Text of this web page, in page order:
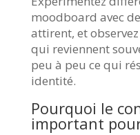
moodboard avec
attirent, et
qui reviennent
peu à peu ce qui
identité.
Pourquoi le
important